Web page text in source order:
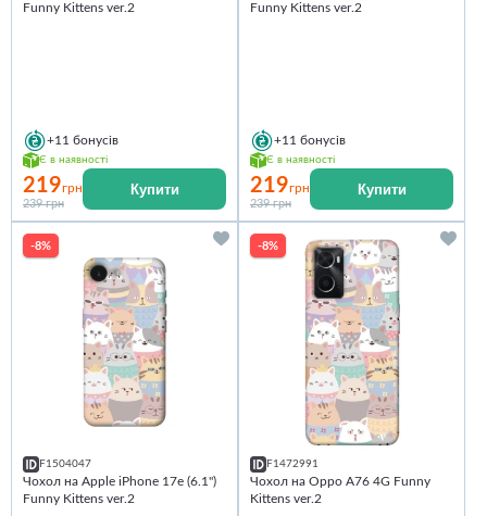
Funny Kittens ver.2
+11 бонусів
Є в наявності
219грн
239 грн
Купити
Funny Kittens ver.2
+11 бонусів
Є в наявності
219грн
239 грн
Купити
-8%
F1504047
Чохол на Apple iPhone 17e (6.1")
Funny Kittens ver.2
-8%
F1472991
Чохол на Oppo A76 4G Funny
Kittens ver.2